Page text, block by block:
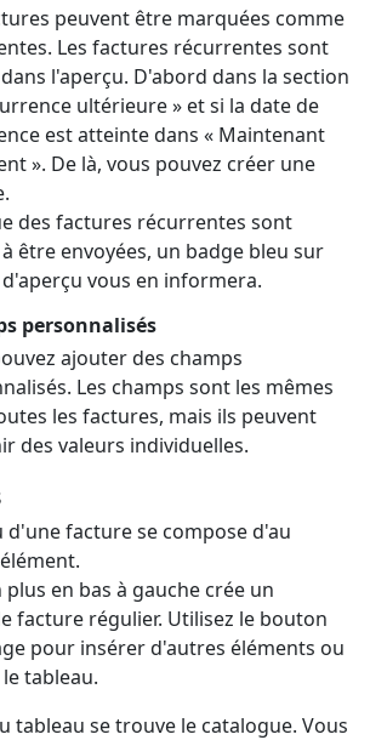
peuvent être marquées comme
Les factures récurrentes sont
l'aperçu. D'abord dans la section
ultérieure » et si la date de
est atteinte dans « Maintenant
». De là, vous pouvez créer une
des factures récurrentes sont
être envoyées, un badge bleu sur
vous en informera.
personnalisés
ajouter des champs
Les champs sont les mêmes
les factures, mais ils peuvent
des valeurs individuelles.
d'une facture se compose d'au
en bas à gauche crée un
facture régulier. Utilisez le bouton
pour insérer d'autres éléments ou
tableau.
tableau se trouve le catalogue. Vous